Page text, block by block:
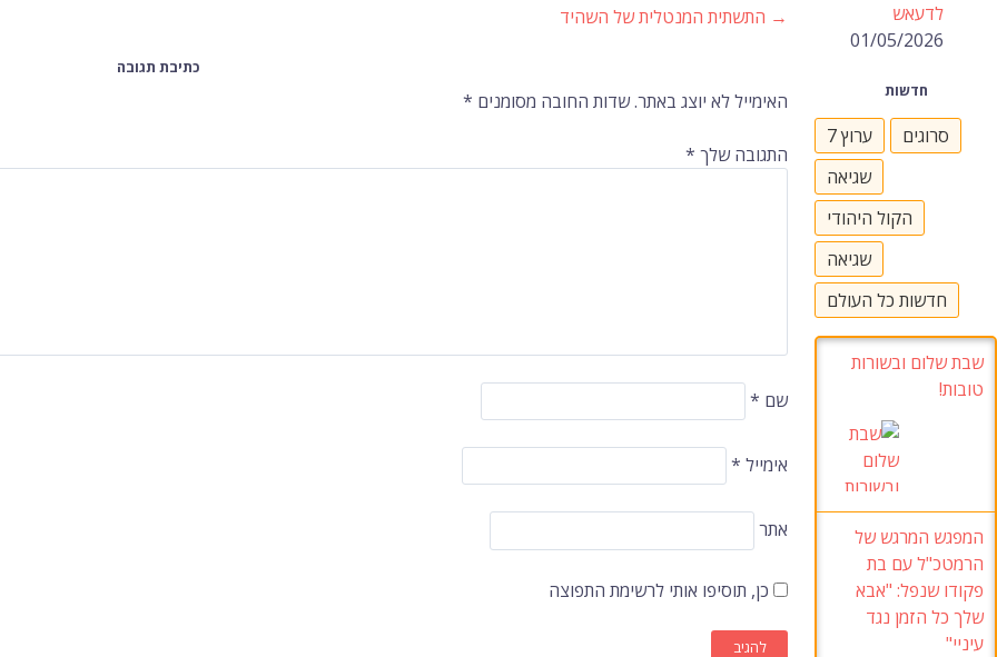
ניווט
ברשומות
→ התשתית המנטלית של השהיד
כתיבת תגובה
האימייל לא יוצג באתר.שדות החובה מסומנים *
התגובה שלך *
שם *
אימייל *
אתר
כן, תוסיפו אותי לרשימת התפוצה
לדעאש
01/05/2026
חדשות
ערוץ 7
סרוגים
שגיאה
הקול היהודי
שגיאה
חדשות כל העולם
שבת שלום ובשורות
טובות!
המפגש המרגש של
הרמטכ"ל עם בת
פקודו שנפל: "אבא
שלך כל הזמן נגד
עיניי"